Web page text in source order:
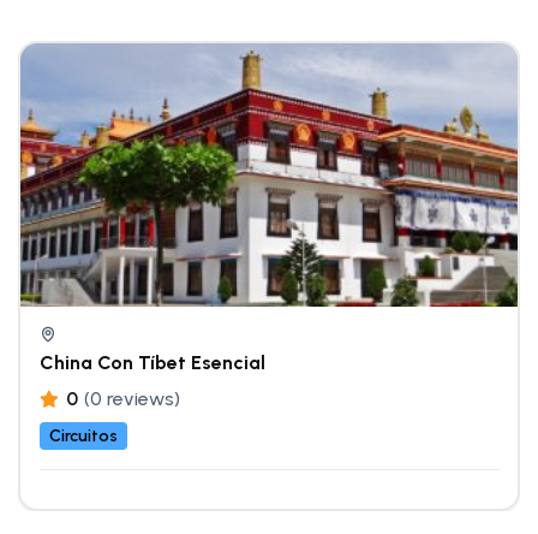
China Con Tíbet Esencial
0 (0 reviews)
Circuitos